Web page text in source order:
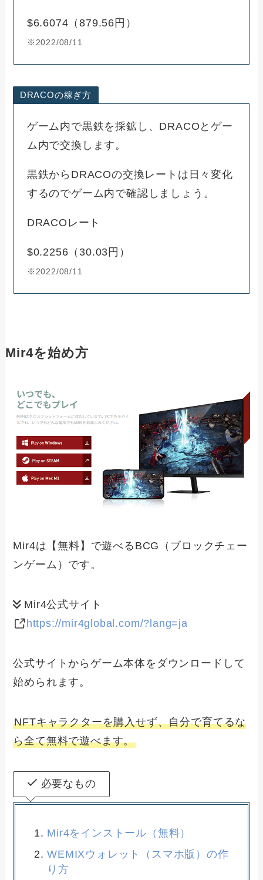
$6.6074（879.56円）
※2022/08/11
DRACOの稼ぎ方
ゲーム内で黒鉄を採鉱し、DRACOとゲー
ム内で交換します。
黒鉄からDRACOの交換レートは日々変化
するのでゲーム内で確認しましょう。
DRACOレート
$0.2256（30.03円）
※2022/08/11
Mir4を始め方
Mir4は【無料】で遊べるBCG（ブロックチェー
ンゲーム）です。
Mir4公式サイト
https://mir4global.com/?lang=ja
公式サイトからゲーム本体をダウンロードして
始められます。
NFTキャラクターを購入せず、自分で育てるな
ら全て無料で遊べます。
必要なもの
Mir4をインストール（無料）
WEMIXウォレット（スマホ版）の作
り方